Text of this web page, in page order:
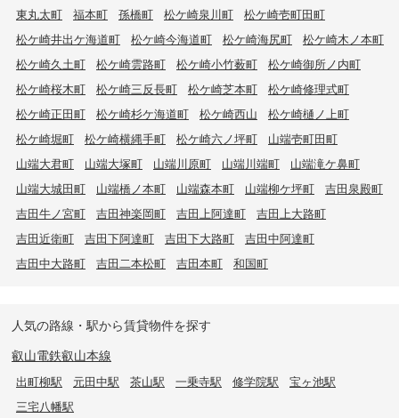
東丸太町
福本町 孫橋町 松ケ崎泉川町
松ケ崎壱町田町
松ケ崎井出ケ海道町
松ケ崎今海道町 松ケ崎海尻町
松ケ崎木ノ本町
松ケ崎久土町
松ケ崎雲路町 松ケ崎小竹薮町
松ケ崎御所ノ内町
松ケ崎桜木町
松ケ崎三反長町 松ケ崎芝本町
松ケ崎修理式町
松ケ崎正田町
松ケ崎杉ケ海道町 松ケ崎西山
松ケ崎樋ノ上町
松ケ崎堀町
松ケ崎横縄手町 松ケ崎六ノ坪町
山端壱町田町
山端大君町
山端大塚町 山端川原町 山端川端町
山端滝ケ鼻町
山端大城田町
山端橋ノ本町 山端森本町 山端柳ケ坪町
吉田泉殿町
吉田牛ノ宮町
吉田神楽岡町 吉田上阿達町
吉田上大路町
吉田近衛町
吉田下阿達町 吉田下大路町
吉田中阿達町
吉田中大路町
吉田二本松町 吉田本町 和国町
人気の路線・駅から賃貸物件を探す
叡山電鉄叡山本線
出町柳駅 元田中駅 茶山駅 一乗寺駅 修学院駅
宝ヶ池駅
三宅八幡駅